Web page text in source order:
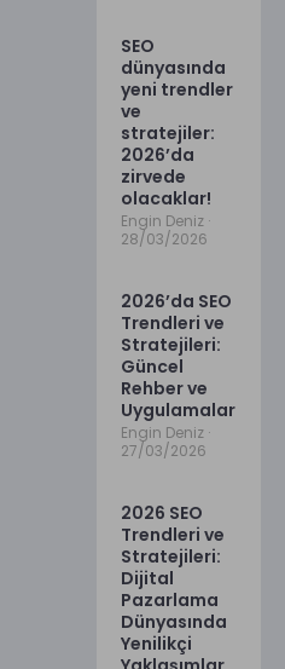
SEO
dünyasında
yeni trendler
ve
stratejiler:
2026’da
zirvede
olacaklar!
Engin Deniz
28/03/2026
2026’da SEO
Trendleri ve
Stratejileri:
Güncel
Rehber ve
Uygulamalar
Engin Deniz
27/03/2026
2026 SEO
Trendleri ve
Stratejileri:
Dijital
Pazarlama
Dünyasında
Yenilikçi